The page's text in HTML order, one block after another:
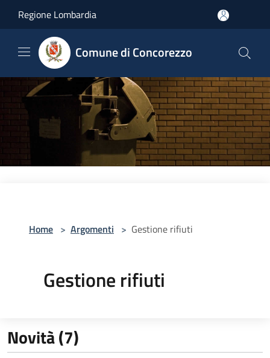
Regione Lombardia
Comune di Concorezzo
Home > Argomenti > Gestione rifiuti
Gestione rifiuti
Novità (7)